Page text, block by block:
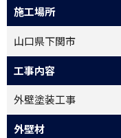
施工場所
山口県下関市
工事内容
外壁塗装工事
外壁材